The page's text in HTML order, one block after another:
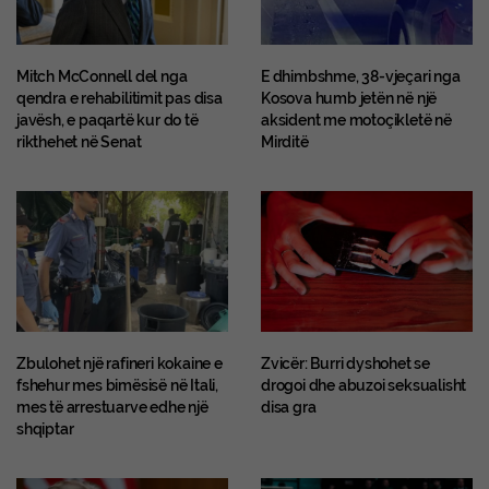
Mitch McConnell del nga
qendra e rehabilitimit pas disa
javësh, e paqartë kur do të
rikthehet në Senat
E dhimbshme, 38-vjeçari nga
Kosova humb jetën në një
aksident me motoçikletë në
Mirditë
Zbulohet një rafineri kokaine e
fshehur mes bimësisë në Itali,
mes të arrestuarve edhe një
shqiptar
Zvicër: Burri dyshohet se
drogoi dhe abuzoi seksualisht
disa gra